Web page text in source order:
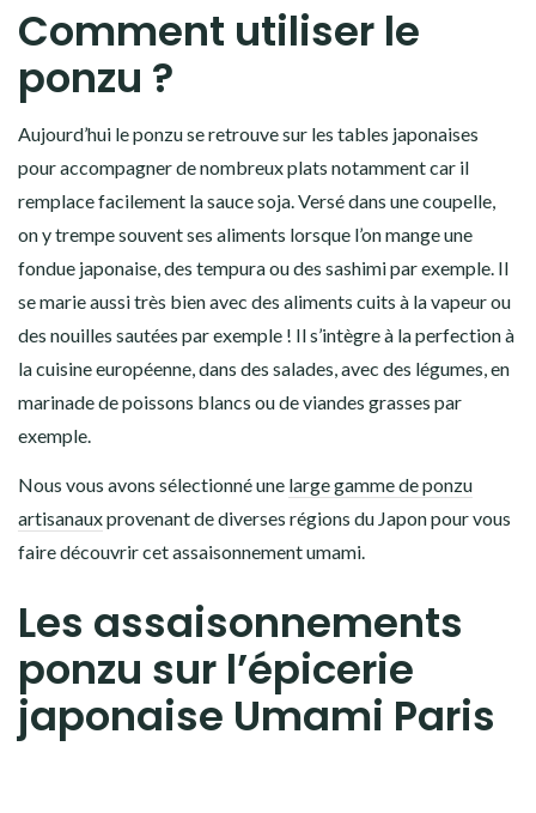
Comment utiliser le
ponzu ?
Aujourd’hui le ponzu se retrouve sur les tables japonaises
pour accompagner de nombreux plats notamment car il
remplace facilement la sauce soja . Versé dans une coupelle,
on y trempe souvent ses aliments lorsque l’on mange une
fondue japonaise , des tempuraou des sashimipar exemple. Il
se marie aussi très bien avec des aliments cuits à la vapeur ou
des nouilles sautées par exemple ! Il s’intègre à la perfection à
la cuisine européenne, dans des salades, avec des légumes, en
marinade de poissons blancs ou de viandes grasses par
exemple.
Nous vous avons sélectionné une large gamme de ponzu
artisanauxprovenant de diverses régions du Japon pour vous
faire découvrir cet assaisonnement umami.
Les assaisonnements
ponzu sur l’épicerie
japonaise Umami Paris